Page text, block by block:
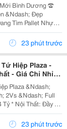
Mới Bình Dương ☎️
Hợp Lý? Cần
Vận Chuyển
23 phút trước
Hiệp Plaza -
- Giá Chỉ Nhỉnh
Plaza &Ndash;
2Vs &Ndash; Full
* Nội Thất: Đầy Đủ
Trang Thiết Bị Cần
Công:...
23 phút trước